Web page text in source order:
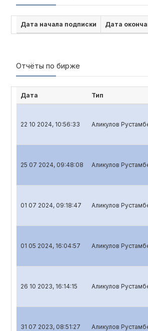
Дата начала подписки Дата
Отчёты по бирже
Дата Тип
22 10 2024, 10:56:33 Аликулов
25 07 2024, 09:48:08 Аликулов
01 07 2024, 09:18:47 Аликулов
01 05 2024, 16:04:57 Аликулов
26 10 2023, 16:14:15 Аликулов
31 07 2023, 08:51:27 Аликулов